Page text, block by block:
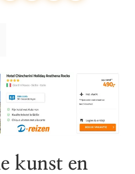
kunst en